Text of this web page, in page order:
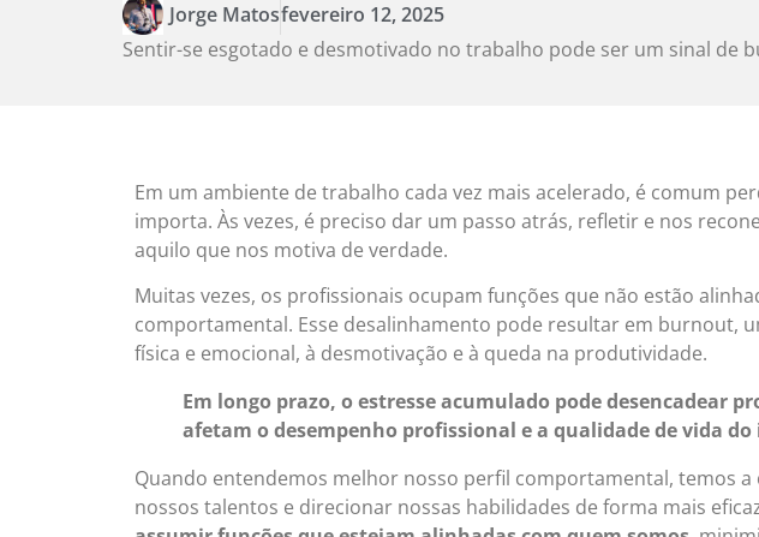
Jorge Matosfevereiro 12, 2025
Sentir-se esgotado e desmotivado no trabalho pode ser um sinal de
Em um ambiente de trabalho cada vez mais acelerado, é comum
importa. Às vezes, é preciso dar um passo atrás, refletir e nos
aquilo que nos motiva de verdade.
Muitas vezes, os profissionais ocupam funções que não estão
comportamental. Esse desalinhamento pode resultar em burnout,
física e emocional, à desmotivação e à queda na produtividade.
Em longo prazo, o estresse acumulado pode desencadear
afetam o desempenho profissional e a qualidade de vida
Quando entendemos melhor nosso perfil comportamental, temos
nossos talentos e direcionar nossas habilidades de forma mais